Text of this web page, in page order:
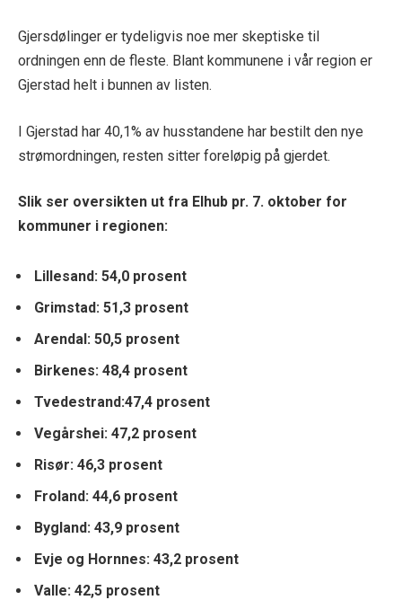
Gjersdølinger er tydeligvis noe mer skeptiske til
ordningen enn de fleste. Blant kommunene i vår region er
Gjerstad helt i bunnen av listen.
I Gjerstad har 40,1% av husstandene har bestilt den nye
strømordningen, resten sitter foreløpig på gjerdet.
Slik ser oversikten ut fra Elhub pr. 7. oktober for
kommuner i regionen:
Lillesand: 54,0 prosent
Grimstad: 51,3 prosent
Arendal: 50,5 prosent
Birkenes: 48,4 prosent
Tvedestrand:47,4 prosent
Vegårshei: 47,2 prosent
Risør: 46,3 prosent
Froland: 44,6 prosent
Bygland: 43,9 prosent
Evje og Hornnes: 43,2 prosent
Valle: 42,5 prosent